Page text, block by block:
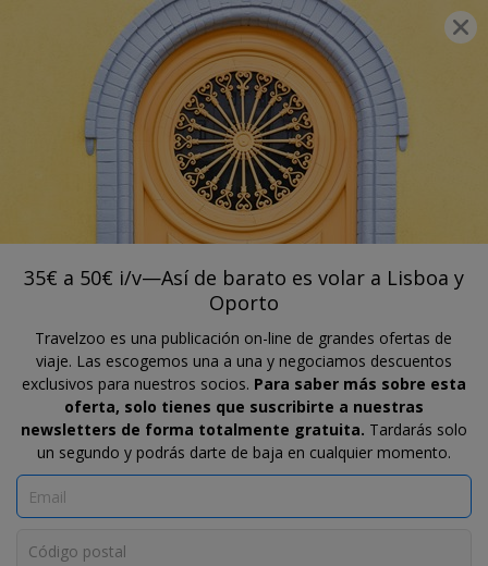
Travelzoo®
BUSCAR OFERTAS TRAVELZOO
LISBOA, OPORTO Y FARO
35€ a 50€ i/v—Así de barato es volar a
Lisboa y Oporto
Ver fotos
Equipo Travelzoo
35€ a 50€ i/v—Así de barato es volar a Lisboa y
Oporto
Travelzoo es una publicación on-line de grandes ofertas de
viaje. Las escogemos una a una y negociamos descuentos
exclusivos para nuestros socios. Para saber más sobre esta
oferta, solo tienes que suscribirte a nuestras
newsletters de forma totalmente gratuita. Tardarás solo
un segundo y podrás darte de baja en cualquier momento.